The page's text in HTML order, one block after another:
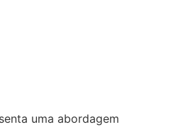
uma abordagem